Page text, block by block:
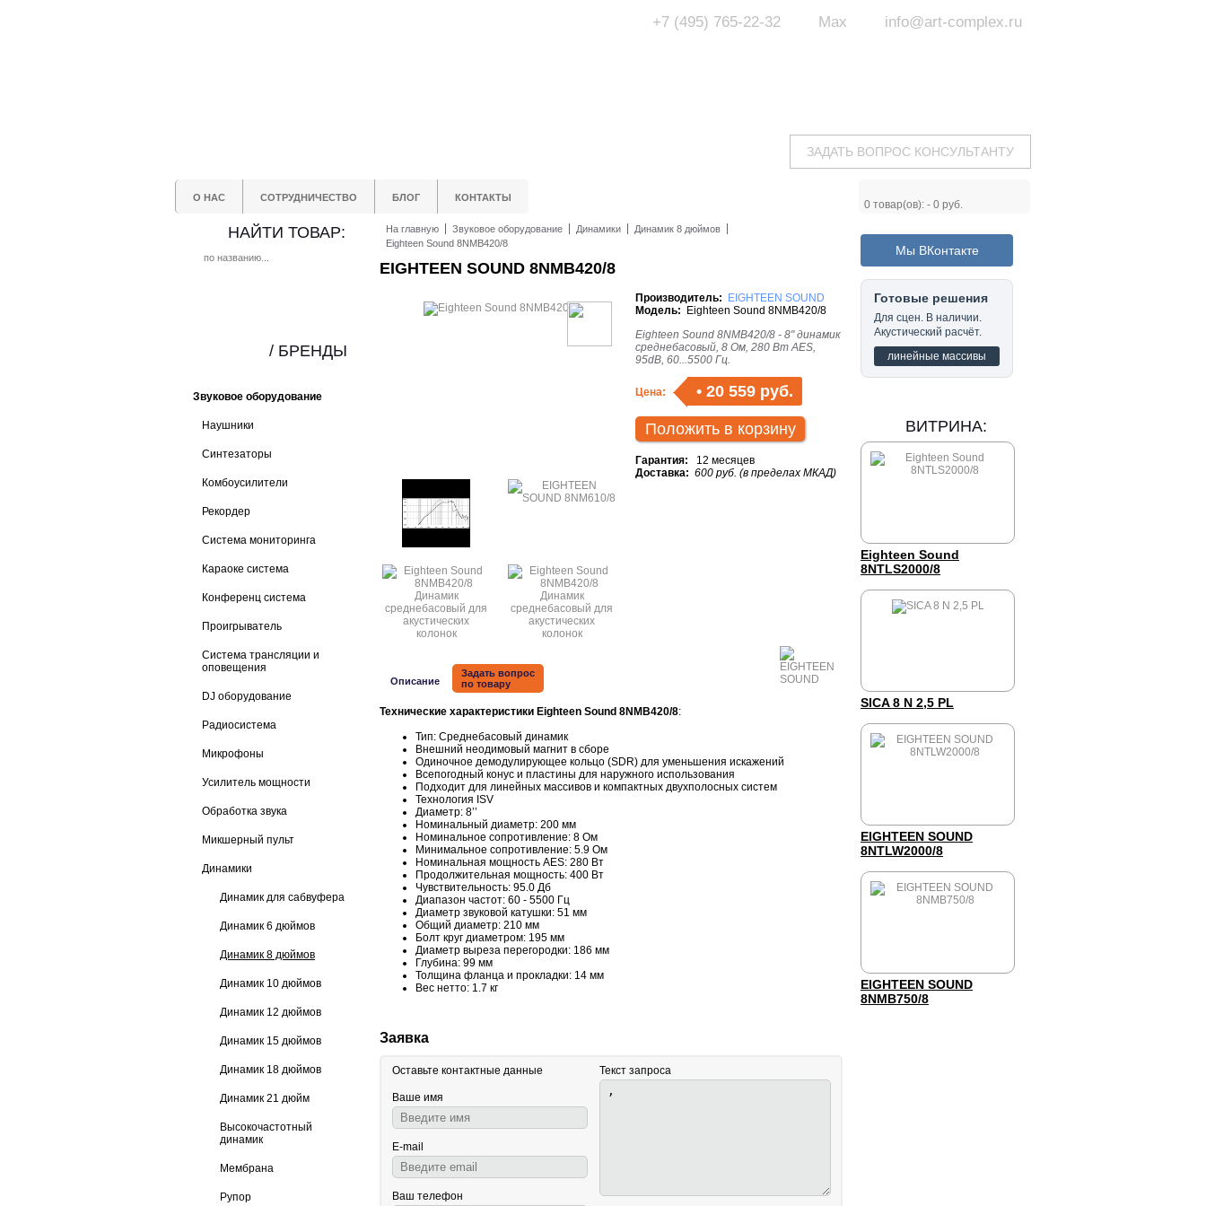
info@art-complex.ru
Max
+7 (495) 765-22-32
ЗАДАТЬ ВОПРОС КОНСУЛЬТАНТУ
О НАС СОТРУДНИЧЕСТВО БЛОГ КОНТАКТЫ
0 товар(ов): - 0 руб.
НАЙТИ ТОВАР:
Звуковое оборудование
Наушники
Синтезаторы
Комбоусилители
Рекордер
Система мониторинга
Караоке система
Конференц система
Проигрыватель
Система трансляции и
оповещения
DJ оборудование
Радиосистема
Микрофоны
Усилитель мощности
Обработка звука
Микшерный пульт
Динамики
Динамик для сабвуфера
Динамик 6 дюймов
Динамик 8 дюймов
Динамик 10 дюймов
Динамик 12 дюймов
Динамик 15 дюймов
Динамик 18 дюймов
Динамик 21 дюйм
Высокочастотный
динамик
Мембрана
Рупор
/ БРЕНДЫ
На главную Звуковое оборудование Динамики
Динамик 8 дюймов
Eighteen Sound 8NMB420/8
EIGHTEEN SOUND 8NMB420/8
Производитель:
EIGHTEEN SOUND
Модель: Eighteen Sound 8NMB420/8
Eighteen Sound 8NMB420/8 - 8" динамик
среднебасовый, 8 Ом, 280 Вт AES,
95dB, 60...5500 Гц.
Цена: • 20 559 руб.
Положить в корзину
Гарантия: 12 месяцев
Доставка: 600 руб. (в пределах МКАД)
Описание
Задать вопрос
по товару
Технические характеристики Eighteen Sound 8NMB420/8:
Тип: Среднебасовый динамик
Внешний неодимовый магнит в сборе
Одиночное демодулирующее кольцо (SDR) для уменьшения искажений
Всепогодный конус и пластины для наружного использования
Подходит для линейных массивов и компактных двухполосных систем
Технология ISV
Диаметр: 8’’
Номинальный диаметр: 200 мм
Номинальное сопротивление: 8 Ом
Минимальное сопротивление: 5.9 Ом
Номинальная мощность AES: 280 Вт
Продолжительная мощность: 400 Вт
Чувствительность: 95.0 Дб
Диапазон частот: 60 - 5500 Гц
Диаметр звуковой катушки: 51 мм
Общий диаметр: 210 мм
Болт круг диаметром: 195 мм
Диаметр выреза перегородки: 186 мм
Глубина: 99 мм
Толщина фланца и прокладки: 14 мм
Вес нетто: 1.7 кг
Заявка
Оставьте контактные данные
Ваше имя
E-mail
Ваш телефон
Текст запроса
Мы ВКонтакте
Готовые решения
Для сцен. В наличии.
Акустический расчёт.
линейные массивы
ВИТРИНА:
Eighteen Sound
8NTLS2000/8
SICA 8 N 2,5 PL
EIGHTEEN SOUND
8NTLW2000/8
EIGHTEEN SOUND
8NMB750/8